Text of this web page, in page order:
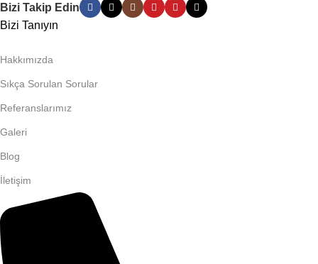
Bizi Takip Edin
Bizi Tanıyın
Hakkımızda
Sıkça Sorulan Sorular
Referanslarımız
Galeri
Blog
İletişim